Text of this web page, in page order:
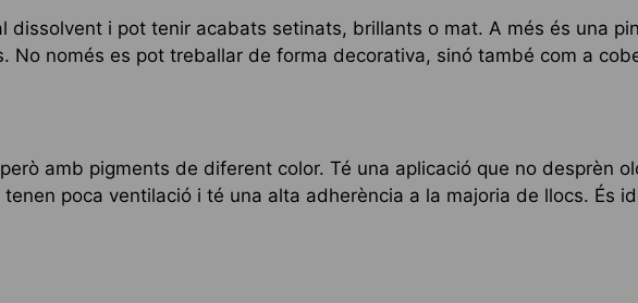
dissolvent i pot tenir acabats setinats, brillants o mat. A més és una
No només es pot treballar de forma decorativa, sinó també com a
amb pigments de diferent color. Té una aplicació que no desprèn
poca ventilació i té una alta adherència a la majoria de llocs. És